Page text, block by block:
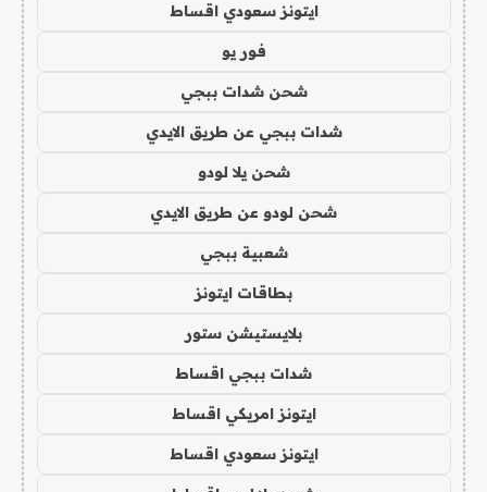
ايتونز سعودي اقساط
فور يو
شحن شدات ببجي
شدات ببجي عن طريق الايدي
شحن يلا لودو
شحن لودو عن طريق الايدي
شعبية ببجي
بطاقات ايتونز
بلايستيشن ستور
شدات ببجي اقساط
ايتونز امريكي اقساط
ايتونز سعودي اقساط